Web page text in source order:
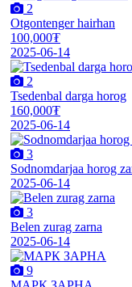
2
Otgontenger hairhan
100,000₮
2025-06-14
2
Tsedenbal darga horog
160,000₮
2025-06-14
3
Sodnomdarjaa horog
2025-06-14
3
Belen zurag zarna
2025-06-14
9